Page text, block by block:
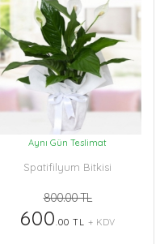
Aynı Gün Teslimat
Spatifilyum Bitkisi
800.00 TL
600.00 TL+ KDV